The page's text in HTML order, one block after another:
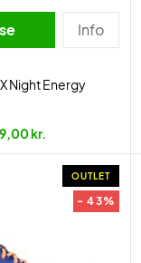
Info
Night Energy
kr.
OUTLET
- 43%